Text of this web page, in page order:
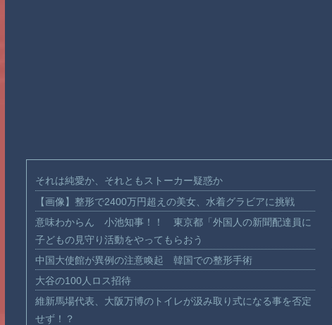
それは純愛か、それともストーカー疑惑か
【画像】整形で2400万円超えの美女、水着グラビアに挑戦
意味わからん 小池知事！！ 東京都「外国人の新聞配達員に
子どもの見守り活動をやってもらおう
中国大使館が異例の注意喚起 韓国での整形手術
大谷の100人ロス招待
維新馬場代表、大阪万博のトイレが汲み取り式になる事を否定
せず！？